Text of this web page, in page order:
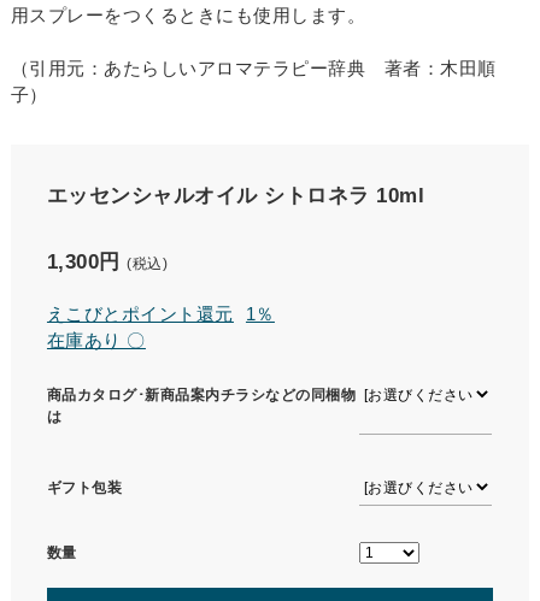
用スプレーをつくるときにも使用します。
（引用元：あたらしいアロマテラピー辞典 著者：木田順
子）
エッセンシャルオイル シトロネラ 10ml
1,300円 (税込)
えこびとポイント還元
1％
在庫あり 〇
商品カタログ･新商品案内チラシなどの同梱物
は
ギフト包装
数量